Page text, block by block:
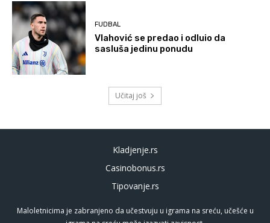
FUDBAL
Vlahović se predao i odluio da
sasluša jedinu ponudu
Učitaj još
Kladjenje.rs
Casinobonus.rs
Tipovanje.rs
Maloletnicima je zabranjeno da učestvuju u igrama na sreću, učešće u